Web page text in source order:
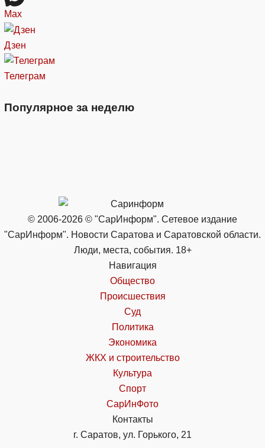
Max
Дзен
Телеграм
Популярное за неделю
© 2006-2026 © "СарИнформ". Сетевое издание
"СарИнформ". Новости Саратова и Саратовской области.
Люди, места, события. 18+
Навигация
Общество
Происшествия
Суд
Политика
Экономика
ЖКХ и строительство
Культура
Спорт
СарИнФото
Контакты
г. Саратов, ул. Горького, 21